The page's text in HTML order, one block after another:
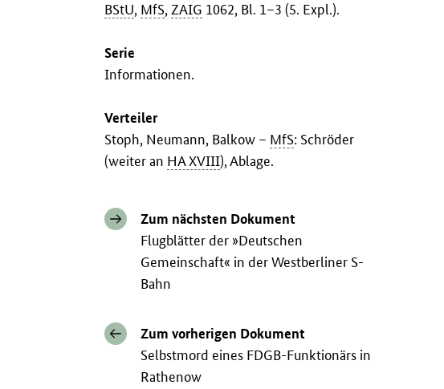
BStU, MfS,ZAIG 1062, Bl. 1–3 (5. Expl.).
Serie
Informationen.
Verteiler
Stoph, Neumann, Balkow – MfS: Schröder
(weiter an HA XVIII), Ablage.
Zum nächsten Dokument
Flugblätter der »Deutschen
Gemeinschaft« in der Westberliner S-
Bahn
Zum vorherigen Dokument
Selbstmord eines FDGB-Funktionärs in
Rathenow